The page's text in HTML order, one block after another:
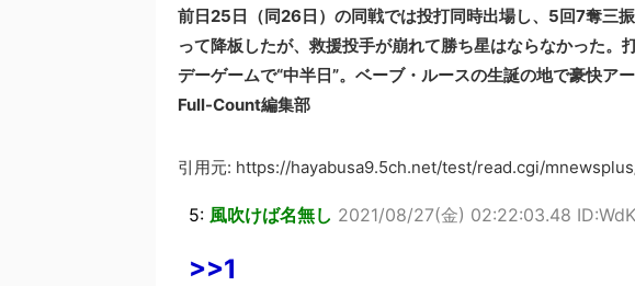
前日25日（同26日）の同戦では投打同時出場し、5回7奪三
って降板したが、救援投手が崩れて勝ち星はならなかった
デーゲームで“中半日”。ベーブ・ルースの生誕の地で豪快アー
Full-Count編集部
引用元: https://hayabusa9.5ch.net/test/read.cgi/
5: 風吹けば名無し 2021/08/27(金) 02:22:03.48
>>1